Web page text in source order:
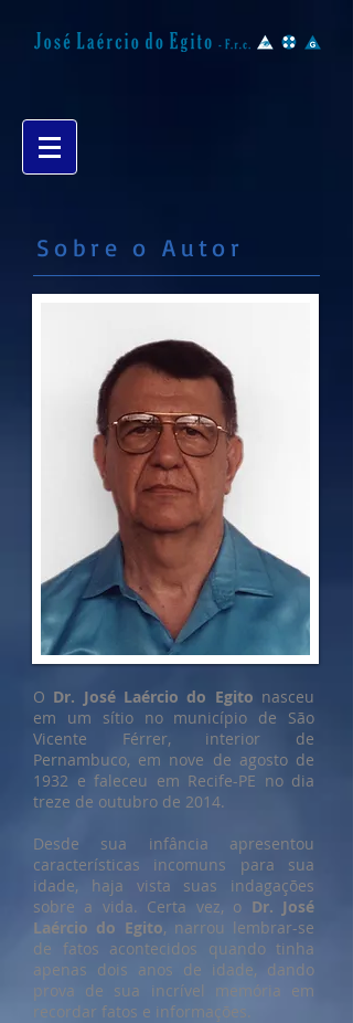
Sobre o Autor
O Dr. José Laércio do Egito nasceu
em um sítio no município de São
Vicente Férrer, interior de
Pernambuco, em nove de agosto de
1932 e faleceu em Recife-PE no dia
treze de outubro de 2014.
Desde sua infância apresentou
características incomuns para sua
idade, haja vista suas indagações
sobre a vida. Certa vez, o Dr. José
Laércio do Egito, narrou lembrar-se
de fatos acontecidos quando tinha
apenas dois anos de idade, dando
prova de sua incrível memória em
recordar fatos e informações.